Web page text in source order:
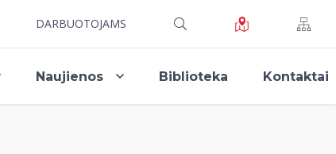
DARBUOTOJAMS
Naujienos Biblioteka Kontaktai